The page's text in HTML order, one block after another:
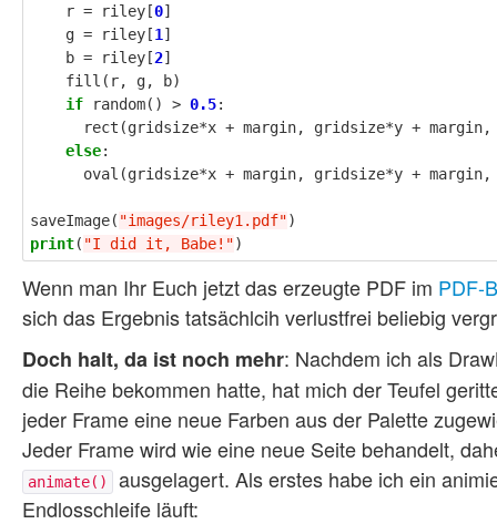
r = riley [0]
g = riley [1 ]
b = riley [2]
fill ( r, g, b)
if
random() > 0.5:
rect (gridsize*x + margin, gridsize*y + margin,
else:
oval (gridsize*x + margin, gridsize*y + margin,
saveImage( "images/riley1.pdf")
print( "I did it, Babe!")
Wenn man Ihr Euch jetzt das erzeugte PDF im PDF-
sich das Ergebnis tatsächlcih verlustfrei beliebig
Doch halt, da ist noch mehr: Nachdem ich als
die Reihe bekommen hatte, hat mich der Teufel
jeder Frame eine neue Farben aus der Palette
Jeder Frame wird wie eine neue Seite behandelt,
animate()
ausgelagert. Als erstes habe ich ein
Endlosschleife läuft: